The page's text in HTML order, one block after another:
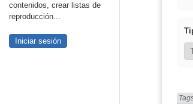
contenidos, crear listas de
reproducción...
Iniciar sesión